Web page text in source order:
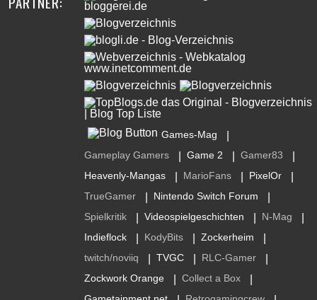
Games-Mag
Gameplay Gamers Game 2 Gamer83
Heavenly-Mangas MarioFans PixelOr
TrueGamer Nintendo Switch Forum
Spielkritik Videospielgeschichten N-Mag
Indieflock KodyBits Zockerheim
twitch/noviiq TVGC RLC-Gamer
Zockwork Orange Collect a Box